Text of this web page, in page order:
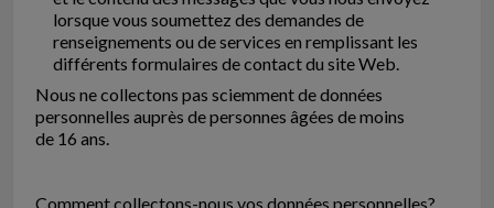
lorsque vous soumettez des demandes de
renseignements ou de services en remplissant les
différents formulaires de contact du site Web.
Nous ne collectons pas sciemment de données
personnelles auprès de personnes âgées de moins
de 16 ans.
Comment collectons-nous vos données personnelles?